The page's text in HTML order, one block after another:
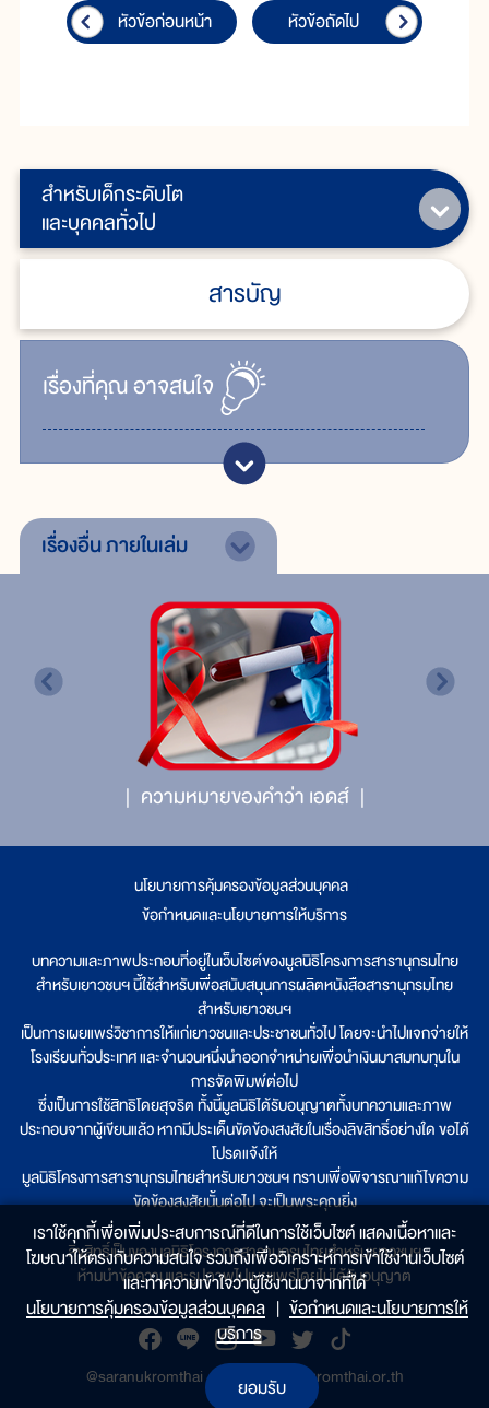
สำหรับเด็กระดับโต
และบุคคลทั่วไป
สารบัญ
เรื่ิองที่คุณอาจสนใจ
หัวข้อก่อนหน้า หัวข้อถัดไป
เรื่องอื่นภายในเล่ม
ความหมายของคำว่า เอดส์
นโยบายการคุ้มครองข้อมูลส่วนบุคคล
ข้อกำหนดและนโยบายการให้บริการ
บทความและภาพประกอบที่อยู่ในเว็บไซต์ของมูลนิธิโครงการสารานุกรมไทย
สำหรับเยาวชนฯ นี้ใช้สำหรับเพื่อสนับสนุนการผลิตหนังสือสารานุกรมไทย
สำหรับเยาวชนฯ
เป็นการเผยแพร่วิชาการให้แก่เยาวชนและประชาชนทั่วไป โดยจะนำไปแจกจ่ายให้
โรงเรียนทั่วประเทศ และจำนวนหนึ่งนำออกจำหน่ายเพื่อนำเงินมาสมทบทุนใน
การจัดพิมพ์ต่อไป
ซึ่งเป็นการใช้สิทธิโดยสุจริต ทั้งนี้มูลนิธิได้รับอนุญาตทั้งบทความและภาพ
ประกอบจากผู้เขียนแล้ว หากมีประเด็นขัดข้องสงสัยในเรื่องลิขสิทธิ์อย่างใด ขอได้
โปรดแจ้งให้
มูลนิธิโครงการสารานุกรมไทยสำหรับเยาวชนฯ ทราบเพื่อพิจารณาแก้ไขความ
ขัดข้องสงสัยนั้นต่อไป จะเป็นพระคุณยิ่ง
ลิขสิทธิ์เป็นของมูลนิธิโครงการสารานุกรมไทยสำหรับเยาวชนฯ
ห้ามนำข้อความและรูปภาพไปเผยแพร่โดยไม่ได้รับอนุญาต
@saranukromthai | www.saranukromthai.or.th
เราใช้คุกกี้เพื่อเพิ่มประสบการณ์ที่ดีในการใช้เว็บไซต์ แสดงเนื้อหาและ
โฆษณาให้ตรงกับความสนใจ รวมถึงเพื่อวิเคราะห์การเข้าใช้งานเว็บไซต์
และทำความเข้าใจว่าผู้ใช้งานมาจากที่ใด๋
นโยบายการคุ้มครองข้อมูลส่วนบุคคล | ข้อกำหนดและนโยบายการให้
บริการ
ยอมรับ